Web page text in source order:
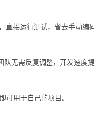
直接运行测试，省去手动编
队无需反复调整，开发速度
用于自己的项目。